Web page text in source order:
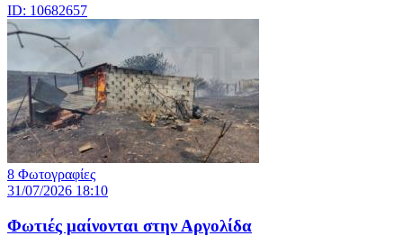
ID: 10682657
8 Φωτογραφίες
31/07/2026 18:10
Φωτιές μαίνονται στην Αργολίδα